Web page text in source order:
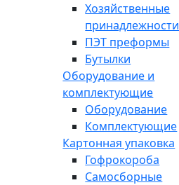
Хозяйственные
принадлежности
ПЭТ преформы
Бутылки
Оборудование и
комплектующие
Оборудование
Комплектующие
Картонная упаковка
Гофрокороба
Самосборные